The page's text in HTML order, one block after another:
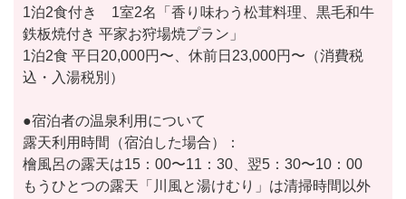
1泊2食付き 1室2名「香り味わう松茸料理、黒毛和牛
鉄板焼付き 平家お狩場焼プラン」
1泊2食 平日20,000円〜、休前日23,000円〜（消費税
込・入湯税別）
●宿泊者の温泉利用について
露天利用時間（宿泊した場合）：
檜風呂の露天は15：00〜11：30、翌5：30〜10：00
もうひとつの露天「川風と湯けむり」は清掃時間以外